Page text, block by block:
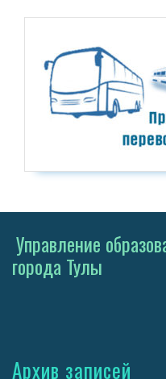
Управление
города Тулы
Архив записей